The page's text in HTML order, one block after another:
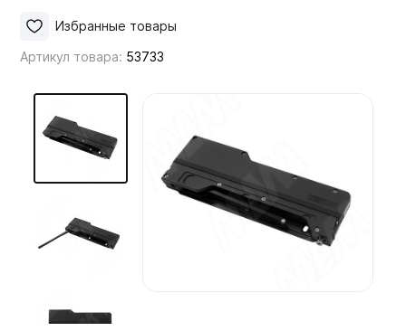
Фасады
Артикул товара: 53733
Избранные товары